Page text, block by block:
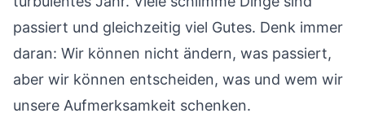
passiert und gleichzeitig viel Gutes. Denk immer
daran: Wir können nicht ändern, was passiert,
aber wir können entscheiden, was und wem wir
unsere Aufmerksamkeit schenken.